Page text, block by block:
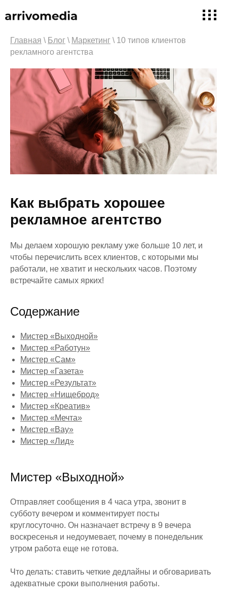
Главная \ Блог \ Маркетинг \ 10 типов клиентов
рекламного агентства
Как выбрать хорошее
рекламное агентство
Мы делаем хорошую рекламу уже больше 10 лет, и
чтобы перечислить всех клиентов, с которыми мы
работали, не хватит и нескольких часов. Поэтому
встречайте самых ярких!
Содержание
Мистер «Выходной»
Мистер «Работун»
Мистер «Сам»
Мистер «Газета»
Мистер «Результат»
Мистер «Нищеброд»
Мистер «Креатив»
Мистер «Мечта»
Мистер «Вау»
Мистер «Лид»
Мистер «Выходной»
Отправляет сообщения в 4 часа утра, звонит в
субботу вечером и комментирует посты
круглосуточно. Он назначает встречу в 9 вечера
воскресенья и недоумевает, почему в понедельник
утром работа еще не готова.
Что делать: ставить четкие дедлайны и обговаривать
адекватные сроки выполнения работы.